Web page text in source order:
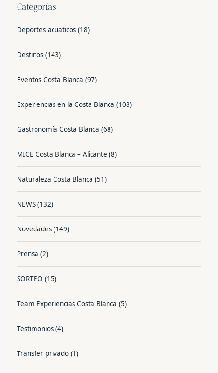
Categorías
Deportes acuaticos (18)
Destinos (143)
Eventos Costa Blanca (97)
Experiencias en la Costa Blanca (108)
Gastronomía Costa Blanca (68)
MICE Costa Blanca – Alicante (8)
Naturaleza Costa Blanca (51)
NEWS (132)
Novedades (149)
Prensa (2)
SORTEO (15)
Team Experiencias Costa Blanca (5)
Testimonios (4)
Transfer privado (1)